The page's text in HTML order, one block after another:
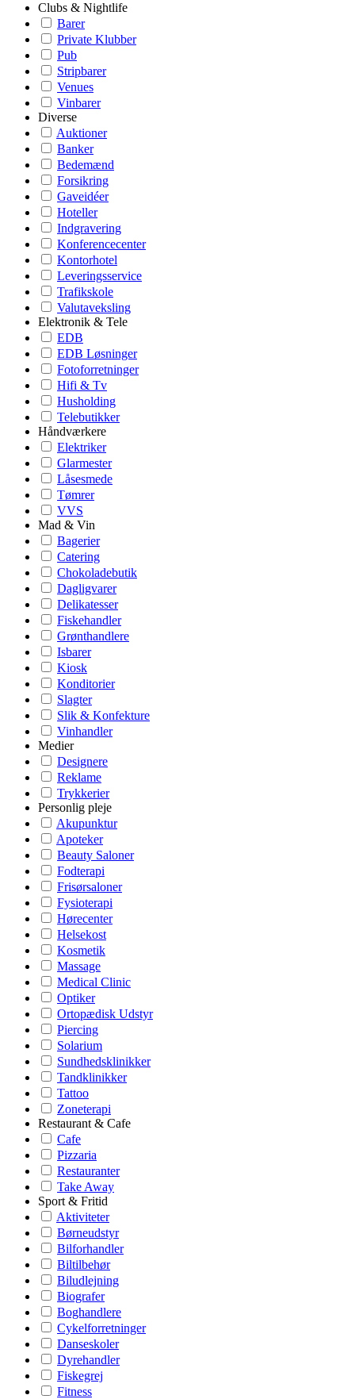
Clubs & Nightlife
Barer
Private Klubber
Pub
Stripbarer
Venues
Vinbarer
Diverse
Auktioner
Banker
Bedemænd
Forsikring
Gaveidéer
Hoteller
Indgravering
Konferencecenter
Kontorhotel
Leveringsservice
Trafikskole
Valutaveksling
Elektronik & Tele
EDB
EDB Løsninger
Fotoforretninger
Hifi & Tv
Husholding
Telebutikker
Håndværkere
Elektriker
Glarmester
Låsesmede
Tømrer
VVS
Mad & Vin
Bagerier
Catering
Chokoladebutik
Dagligvarer
Delikatesser
Fiskehandler
Grønthandlere
Isbarer
Kiosk
Konditorier
Slagter
Slik & Konfekture
Vinhandler
Medier
Designere
Reklame
Trykkerier
Personlig pleje
Akupunktur
Apoteker
Beauty Saloner
Fodterapi
Frisørsaloner
Fysioterapi
Hørecenter
Helsekost
Kosmetik
Massage
Medical Clinic
Optiker
Ortopædisk Udstyr
Piercing
Solarium
Sundhedsklinikker
Tandklinikker
Tattoo
Zoneterapi
Restaurant & Cafe
Cafe
Pizzaria
Restauranter
Take Away
Sport & Fritid
Aktiviteter
Børneudstyr
Bilforhandler
Biltilbehør
Biludlejning
Biografer
Boghandlere
Cykelforretninger
Danseskoler
Dyrehandler
Fiskegrej
Fitness